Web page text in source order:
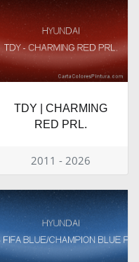
TDY | CHARMING
RED PRL.
2011 - 2026